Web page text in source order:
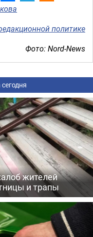
политике
Фото: Nord-News
жителей
и трапы